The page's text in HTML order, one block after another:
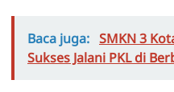
Baca juga: SMKN 3
Sukses Jalani PKL di